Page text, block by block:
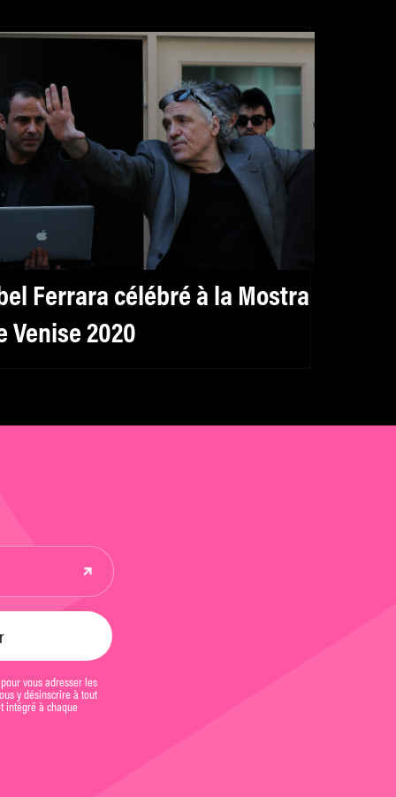
Ferrara célébré à la Mostra
Venise 2020
vous adresser les
y désinscrire à tout
intégré à chaque